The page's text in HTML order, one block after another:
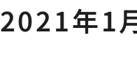
2021年1